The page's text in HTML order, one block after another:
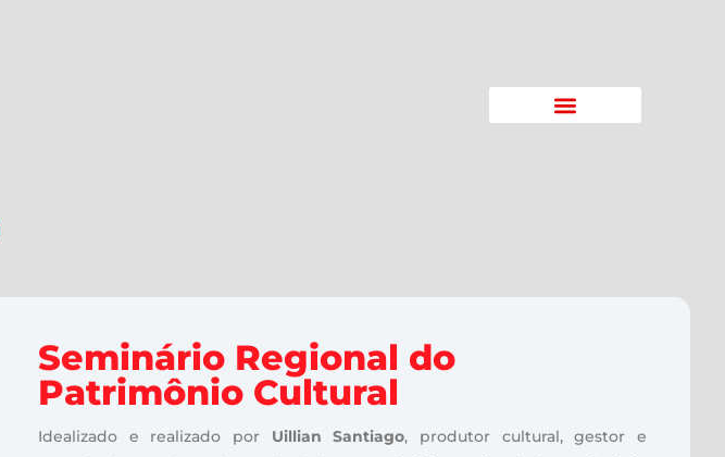
Seminário Regional do
Patrimônio Cultural
Idealizado e realizado por Uillian Santiago, produtor cultural, gestor e